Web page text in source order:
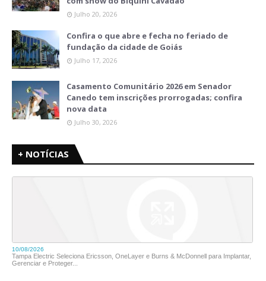
Julho 20, 2026
Confira o que abre e fecha no feriado de
fundação da cidade de Goiás
Julho 17, 2026
Casamento Comunitário 2026 em Senador
Canedo tem inscrições prorrogadas; confira
nova data
Julho 30, 2026
+ NOTÍCIAS